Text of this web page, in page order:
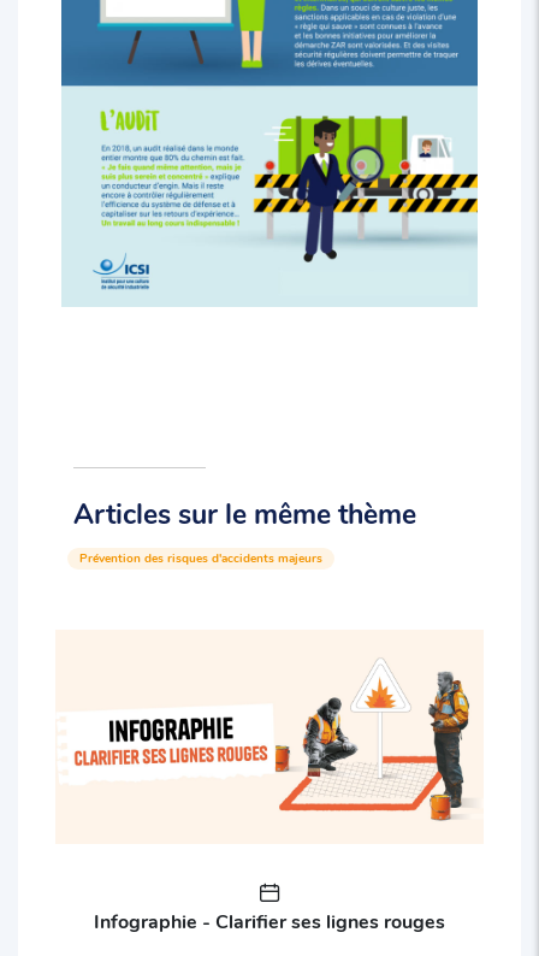
Articles sur le même thème
Prévention des risques d'accidents majeurs
Infographie - Clarifier ses lignes rouges